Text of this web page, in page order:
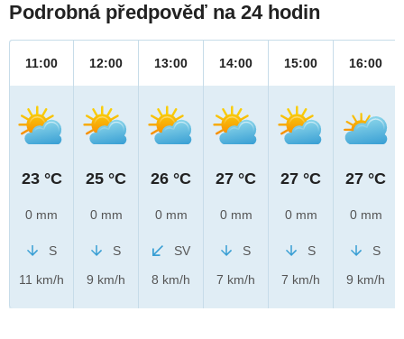
Podrobná předpověď na 24 hodin
11:00
23 °C
0 mm
S
11 km/h
12:00
25 °C
0 mm
S
9 km/h
13:00
26 °C
0 mm
SV
8 km/h
14:00
27 °C
0 mm
S
7 km/h
15:00
27 °C
0 mm
S
7 km/h
16:00
27 °C
0 mm
S
9 km/h